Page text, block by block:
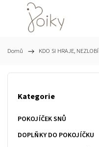
Domů / KDO SI HRAJE, NEZLOBÍ
Kategorie
POKOJÍČEK SNŮ
DOPLŇKY DO POKOJÍČKU